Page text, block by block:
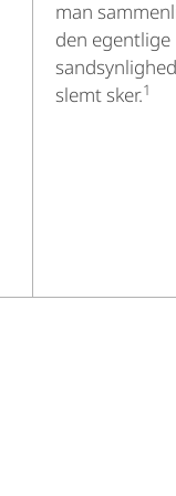
man
den egentlige
slemt sker.1